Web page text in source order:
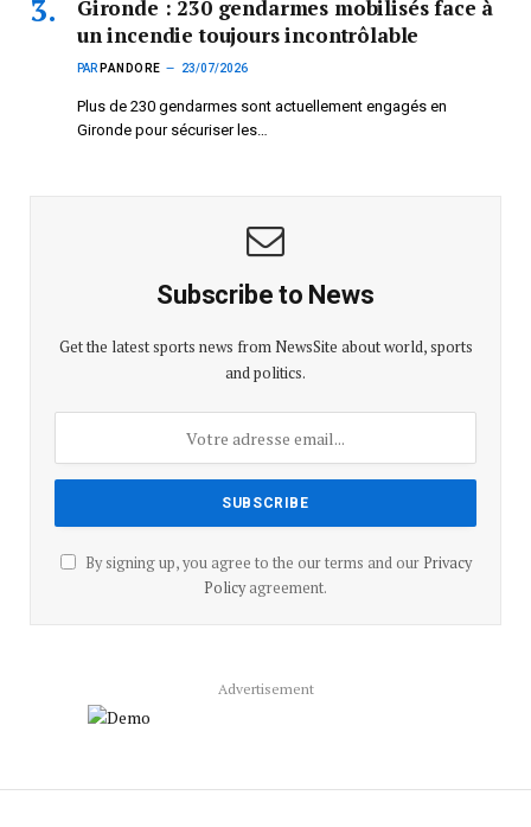
Gironde : 230 gendarmes mobilisés face à
un incendie toujours incontrôlable
PAR PANDORE 23/07/2026
Plus de 230 gendarmes sont actuellement engagés en
Gironde pour sécuriser les…
Subscribe to News
Get the latest sports news from NewsSite about world, sports
and politics.
By signing up, you agree to the our terms and our Privacy
Policyagreement.
Advertisement